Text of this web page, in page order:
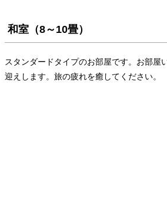
和室（8～10畳）
スタンダードタイプのお部屋です。お部屋
迎えします。旅の疲れを癒してください。